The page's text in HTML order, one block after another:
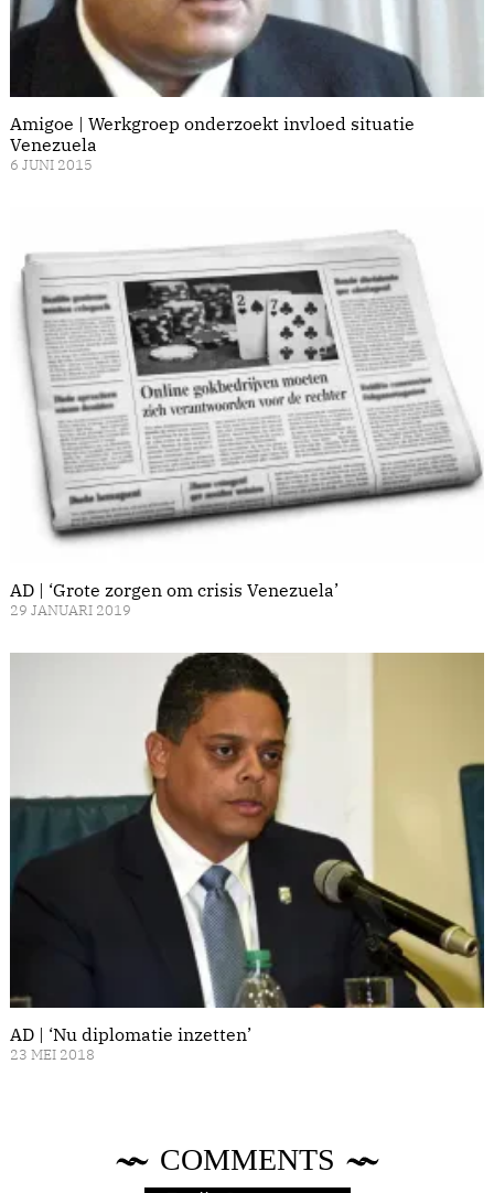
Amigoe | Werkgroep onderzoekt invloed situatie
Venezuela
6 JUNI 2015
AD | ‘Grote zorgen om crisis Venezuela’
29 JANUARI 2019
AD | ‘Nu diplomatie inzetten’
23 MEI 2018
COMMENTS